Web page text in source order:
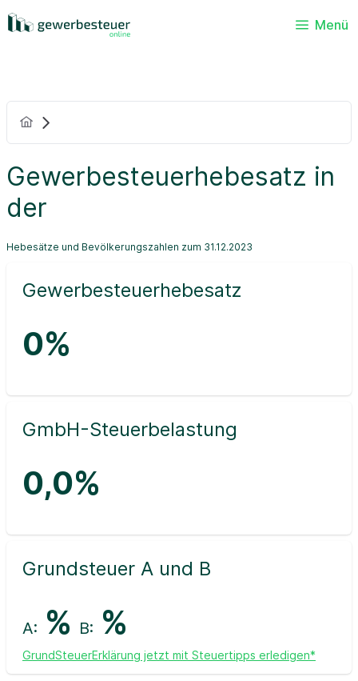
Menü
Gewerbesteuerhebesatz in
der
Hebesätze und Bevölkerungszahlen zum 31.12.2023
Gewerbesteuerhebesatz
0%
GmbH-Steuerbelastung
0,0%
Grundsteuer A und B
A: % B: %
GrundSteuerErklärung jetzt mit Steuertipps erledigen*